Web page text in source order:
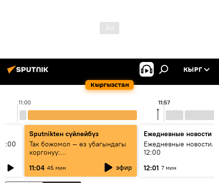
Кыргызстан
КЫРГ
11:00 11:57
Sputnikteн сүйлөйбүз
Так божомол — өз убагындагы
коргонуу:
гидрометеорологиялык кызмат
кантип өркүндөтүлүүдө
11:04 45 мин эфир
Ежедневные новости
Ежедневные новости.
12:00
12:01 7 мин